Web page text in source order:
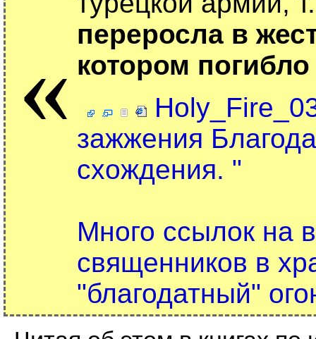
« переросла в
котором
зажжения
схождения. "
Много ссылок на
священников в
"благодатный"